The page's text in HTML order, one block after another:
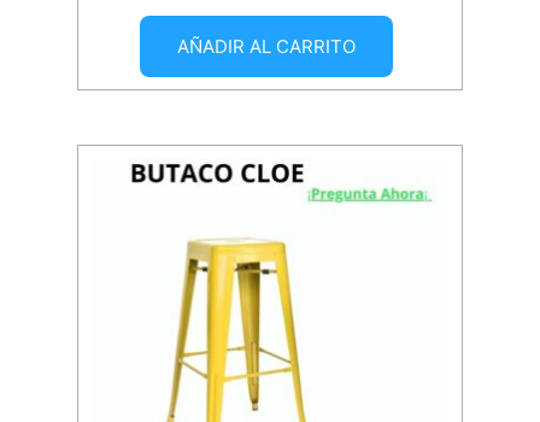
AÑADIR AL CARRITO